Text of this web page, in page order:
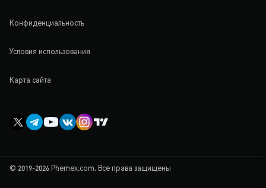
Конфиденциальность
Условия использования
Карта сайта
© 2019-2026 Phemex.com. Все права защищены